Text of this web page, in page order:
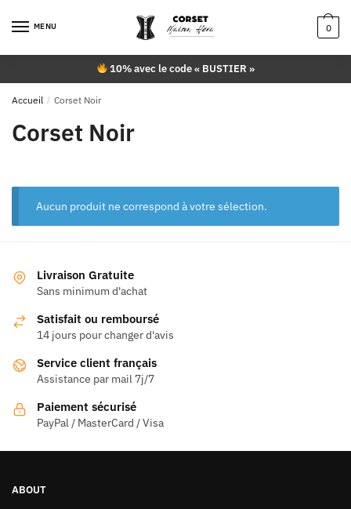
MENU 0
10% avec le code « BUSTIER »
Accueil / Corset Noir
Corset Noir
Aucun produit ne correspond à votre sélection.
Livraison Gratuite
Sans minimum d'achat
Satisfait ou remboursé
14 jours pour changer d'avis
Service client français
Assistance par mail 7j/7
Paiement sécurisé
PayPal / MasterCard / Visa
ABOUT